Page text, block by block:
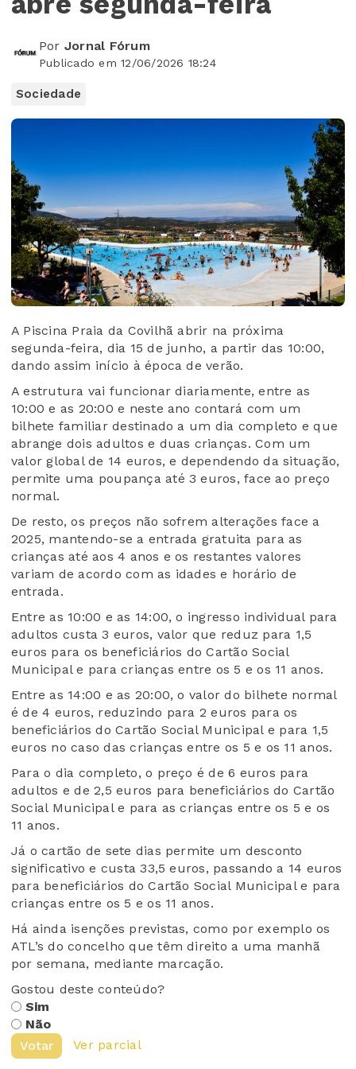
Por Jornal Fórum
Publicado em 12/06/2026 18:24
Sociedade
A Piscina Praia da Covilhã abrir na próxima
segunda-feira, dia 15 de junho, a partir das 10:00,
dando assim início à época de verão.
A estrutura vai funcionar diariamente, entre as
10:00 e as 20:00 e neste ano contará com um
bilhete familiar destinado a um dia completo e que
abrange dois adultos e duas crianças. Com um
valor global de 14 euros, e dependendo da situação,
permite uma poupança até 3 euros, face ao preço
normal.
De resto, os preços não sofrem alterações face a
2025, mantendo-se a entrada gratuita para as
crianças até aos 4 anos e os restantes valores
variam de acordo com as idades e horário de
entrada.
Entre as 10:00 e as 14:00, o ingresso individual para
adultos custa 3 euros, valor que reduz para 1,5
euros para os beneficiários do Cartão Social
Municipal e para crianças entre os 5 e os 11 anos.
Entre as 14:00 e as 20:00, o valor do bilhete normal
é de 4 euros, reduzindo para 2 euros para os
beneficiários do Cartão Social Municipal e para 1,5
euros no caso das crianças entre os 5 e os 11 anos.
Para o dia completo, o preço é de 6 euros para
adultos e de 2,5 euros para beneficiários do Cartão
Social Municipal e para as crianças entre os 5 e os
11 anos.
Já o cartão de sete dias permite um desconto
significativo e custa 33,5 euros, passando a 14 euros
para beneficiários do Cartão Social Municipal e para
crianças entre os 5 e os 11 anos.
Há ainda isenções previstas, como por exemplo os
ATL’s do concelho que têm direito a uma manhã
por semana, mediante marcação.
Gostou deste conteúdo?
Sim
Não
Votar
Ver parcial